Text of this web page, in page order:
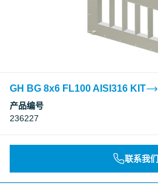
GH BG 8x6 FL100 AISI316 KIT
产品编号
236227
联系我们